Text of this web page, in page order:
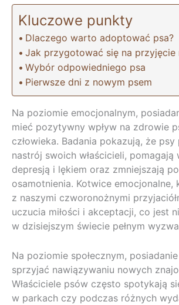
Kluczowe punkty
Dlaczego warto adoptować psa?
Jak przygotować się na przyjęcie
Wybór odpowiedniego psa
Pierwsze dni z nowym psem
Na poziomie emocjonalnym,
mieć pozytywny wpływ na zdrowie
człowieka. Badania pokazują, że
nastrój swoich właścicieli, pomagają
depresją i lękiem oraz zmniejszają
osamotnienia. Kotwice
z naszymi czworonożnymi
uczucia miłości i akceptacji, co jest
w dzisiejszym świecie pełnym
Na poziomie społecznym,
sprzyjać nawiązywaniu nowych
Właściciele psów często spotykają
w parkach czy podczas różnych